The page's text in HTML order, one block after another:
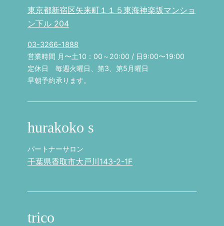
東京都新宿区矢来町１１５東海神楽坂マンショ
ン下ル 204
03-3266-1888
営業時間 月〜土10：00～20:00 / 日9:00〜19:00
定休日 毎週火曜日、第3、第5月曜日
早朝予約承ります。
hurakoko s
パートナーサロン
千葉県香取市大戸川143-2-1F
trico